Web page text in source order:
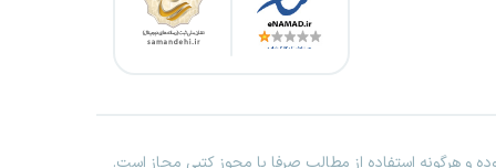
و هرگونه استفاده از مطالب صرفا با مجوز کتبی مجاز است.